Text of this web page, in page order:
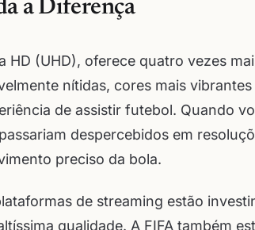
a Diferença
(UHD), oferece quatro vezes
nítidas, cores mais
de assistir futebol. Quando
despercebidos em
preciso da bola.
de streaming estão
qualidade. A FIFA também